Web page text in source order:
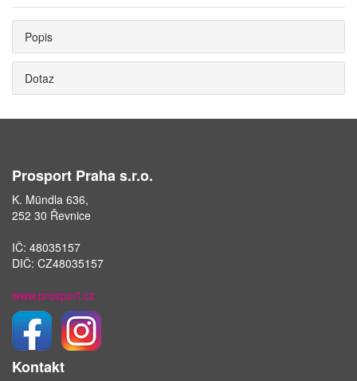
Popis
Dotaz
Prosport Praha s.r.o.
K. Mündla 636,
252 30 Řevnice
IČ: 48035157
DIČ: CZ48035157
www.prosport.cz
Kontakt